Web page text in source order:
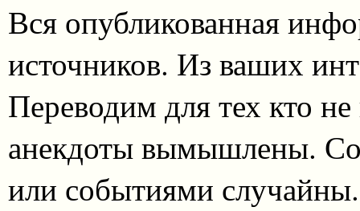
Вся опубликованная
источников. Из ваших
Переводим для тех кто
анекдоты вымышлены.
или событиями случайны.